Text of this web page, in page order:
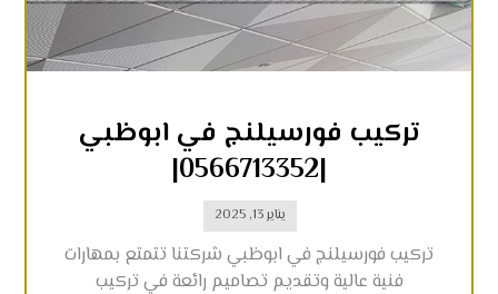
تركيب فورسيلنج في ابوظبي
|0566713352|
يناير 13, 2025
تركيب فورسيلنج في ابوظبي شركتنا تتمتع بمهارات
فنية عالية وتقديم تصاميم رائعة في تركيب